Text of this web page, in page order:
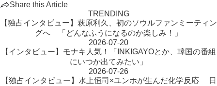
Share this Article
TRENDING
【独占インタビュー】萩原利久、初のソウルファンミーティン
グへ 「どんなふうになるのか楽しみ！」
2026-07-20
【インタビュー】モナキ人気！「INKIGAYOとか、韓国の番組
にいつか出てみたい」
2026-07-26
【独占インタビュー】水上恒司×ユンホが生んだ化学反応 日